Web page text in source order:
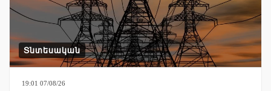
Տնտեսական
19:01 07/08/26